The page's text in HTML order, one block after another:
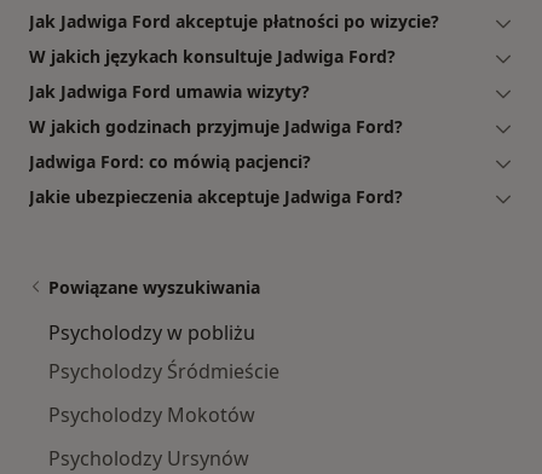
Jak Jadwiga Ford akceptuje płatności po wizycie?
W jakich językach konsultuje Jadwiga Ford?
Jak Jadwiga Ford umawia wizyty?
W jakich godzinach przyjmuje Jadwiga Ford?
Jadwiga Ford: co mówią pacjenci?
Jakie ubezpieczenia akceptuje Jadwiga Ford?
Powiązane wyszukiwania
Psycholodzy w pobliżu
Psycholodzy Śródmieście
Psycholodzy Mokotów
Psycholodzy Ursynów